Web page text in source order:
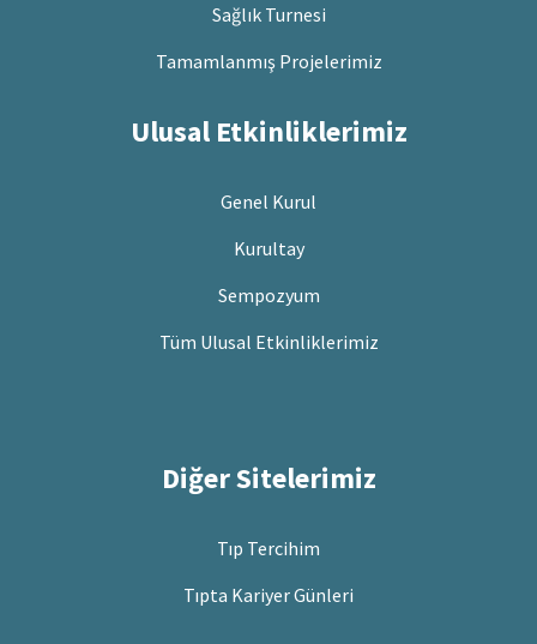
Sağlık Turnesi
Tamamlanmış Projelerimiz
Ulusal Etkinliklerimiz
Genel Kurul
Kurultay
Sempozyum
Tüm Ulusal Etkinliklerimiz
Diğer Sitelerimiz
Tıp Tercihim
Tıpta Kariyer Günleri